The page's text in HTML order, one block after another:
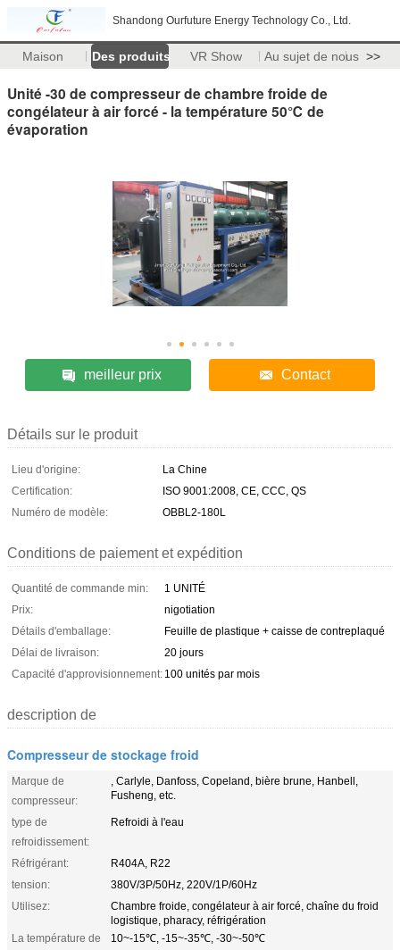
Shandong Ourfuture Energy Technology Co., Ltd.
Maison Des produits VR Show Au sujet de nous >>
Unité -30 de compresseur de chambre froide de
congélateur à air forcé - la température 50℃ de
évaporation
meilleur prix Contact
Détails sur le produit
Lieu d'origine:
La Chine
Certification:
ISO 9001:2008, CE, CCC, QS
Numéro de modèle:
OBBL2-180L
Conditions de paiement et expédition
Quantité de commande min:
1 UNITÉ
Prix:
nigotiation
Détails d'emballage:
Feuille de plastique + caisse de contreplaqué
Délai de livraison:
20 jours
Capacité d'approvisionnement: 100 unités par mois
description de
Compresseur de stockage froid
Marque de
compresseur:
, Carlyle, Danfoss, Copeland, bière brune, Hanbell,
Fusheng, etc.
type de
refroidissement:
Refroidi à l'eau
Réfrigérant:
R404A, R22
tension:
380V/3P/50Hz, 220V/1P/60Hz
Utilisez:
Chambre froide, congélateur à air forcé, chaîne du froid
logistique, pharacy, réfrigération
La température de
10~-15℃, -15~-35℃, -30~-50℃